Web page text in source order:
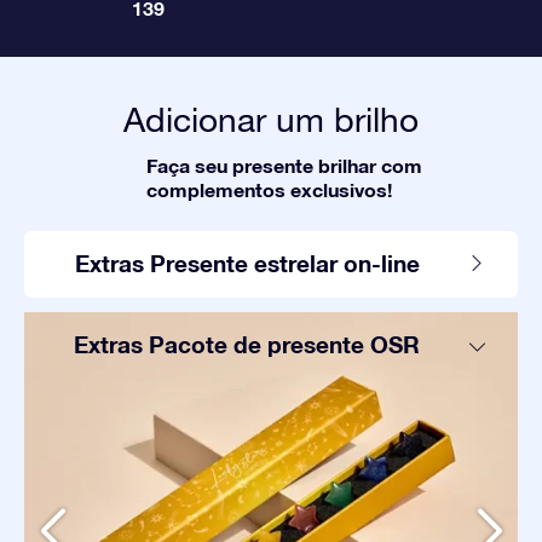
139
Adicionar um brilho
Faça seu presente brilhar com
complementos exclusivos!
Extras Presente estrelar on-line
Extras Pacote de presente OSR